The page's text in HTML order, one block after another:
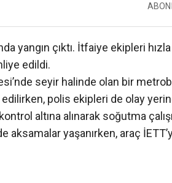
yangın çıktı. İtfaiye ekipleri
edildi.
seyir halinde olan bir
polis ekipleri de olay
altına alınarak soğutma
yaşanırken, araç